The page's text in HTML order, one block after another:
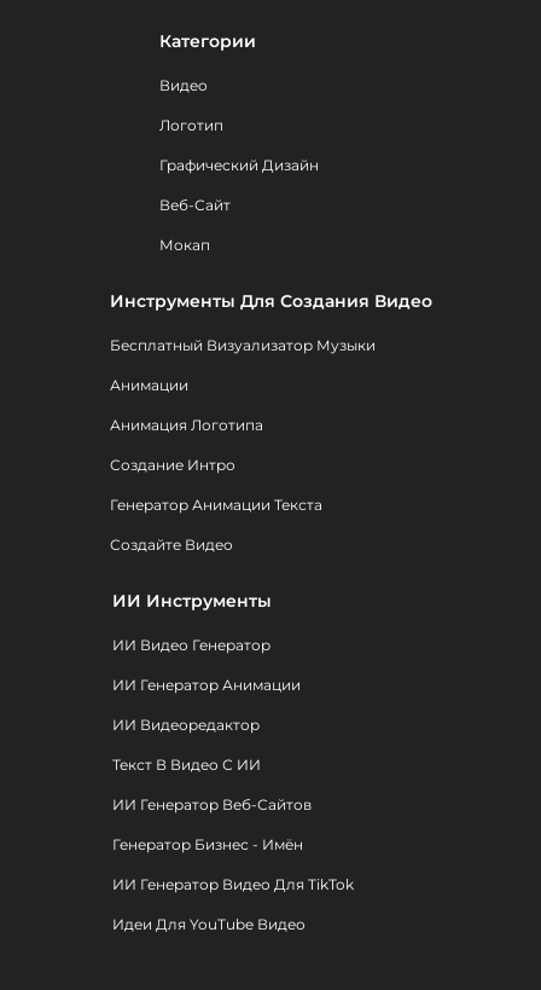
Категории
Видео
Логотип
Графический Дизайн
Веб-Сайт
Мокап
Инструменты Для Создания Видео
Бесплатный Визуализатор Музыки
Анимации
Анимация Логотипа
Создание Интро
Генератор Анимации Текста
Создайте Видео
ИИ Инструменты
ИИ Видео Генератор
ИИ Генератор Анимации
ИИ Видеоредактор
Текст В Видео С ИИ
ИИ Генератор Веб-Сайтов
Генератор Бизнес - Имён
ИИ Генератор Видео Для TikTok
Идеи Для YouTube Видео